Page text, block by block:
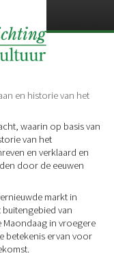
en historie van het
waarin op basis van
van het
en verklaard en
door de eeuwen
markt in
van
Maondaag in vroegere
betekenis ervan voor